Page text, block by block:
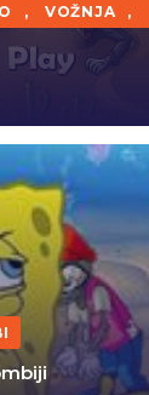
, VOŽNJA ,